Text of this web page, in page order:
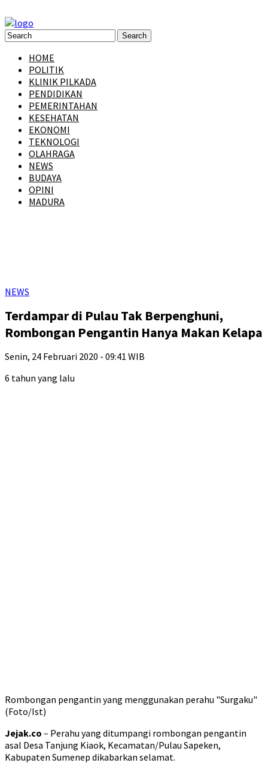
HOME
POLITIK
KLINIK PILKADA
PENDIDIKAN
PEMERINTAHAN
KESEHATAN
EKONOMI
TEKNOLOGI
OLAHRAGA
NEWS
BUDAYA
OPINI
MADURA
NEWS
Terdampar di Pulau Tak Berpenghuni,
Rombongan Pengantin Hanya Makan Kelapa
Senin, 24 Februari 2020 - 09:41 WIB
6 tahun yang lalu
Rombongan pengantin yang menggunakan perahu "Surgaku"
(Foto/Ist)
Jejak.co – Perahu yang ditumpangi rombongan pengantin
asal Desa Tanjung Kiaok, Kecamatan/Pulau Sapeken,
Kabupaten Sumenep dikabarkan selamat.